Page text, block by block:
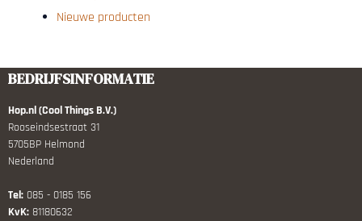
Nieuwe producten
BEDRIJFSINFORMATIE
Hop.nl (Cool Things B.V.)
Rooseindsestraat 31
5705BP Helmond
Nederland
Tel: 085 - 0185 156
KvK: 81180632